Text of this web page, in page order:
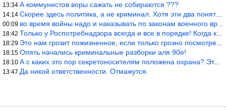
13:34 А коммунистов воры сажать не собираются ???
14:14 Скорее здесь политика, а не криминал. Хотя эти два понятия начин
00:09 во время войны надо и наказывать по законам военного времени, а
18:42 Только у Роспотребнадзора всегда и все в порядке! Когда касается
18:29 Это нам грозит пожизненное, если только грозно посмотреть в их с
18:15 Опять начались криминальные разборки аля 90е!
18:10 А с каких это пор секретоносителям положена охрана? Это его зада
13:47 Да никой ответственности. Отмажутся.